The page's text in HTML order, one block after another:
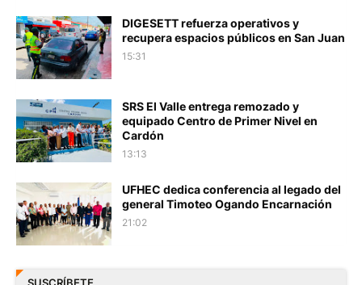
DIGESETT refuerza operativos y
recupera espacios públicos en San Juan
15:31
SRS El Valle entrega remozado y
equipado Centro de Primer Nivel en
Cardón
13:13
UFHEC dedica conferencia al legado del
general Timoteo Ogando Encarnación
21:02
SUSCRÍBETE